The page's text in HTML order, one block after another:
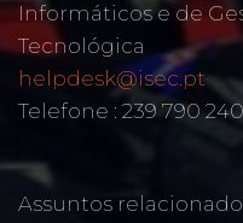
Informáticos e de
Tecnológica
helpdesk@isec.pt
Telefone : 239 790 240
Assuntos